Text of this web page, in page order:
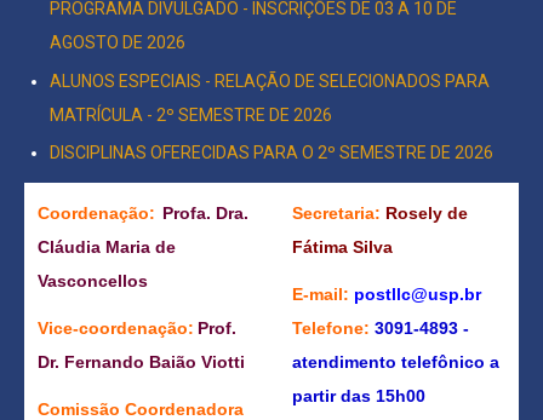
PROGRAMA DIVULGADO - INSCRIÇÕES DE 03 A 10 DE
AGOSTO DE 2026
ALUNOS ESPECIAIS - RELAÇÃO DE SELECIONADOS PARA
MATRÍCULA - 2º SEMESTRE DE 2026
DISCIPLINAS OFERECIDAS PARA O 2º SEMESTRE DE 2026
Coordenação: Profa. Dra.
Cláudia Maria de
Vasconcellos
Vice-coordenação: Prof.
Dr. Fernando Baião Viotti
Comissão Coordenadora
Secretaria: Rosely de
Fátima Silva
E-mail: postllc@usp.br
Telefone: 3091-4893 -
atendimento telefônico a
partir das 15h00